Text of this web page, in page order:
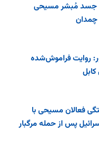
جسد مُبشر مسیحی
چمدان
روایت فراموش‌شده
فعالان مسیحی با
پس از حمله مرگبار